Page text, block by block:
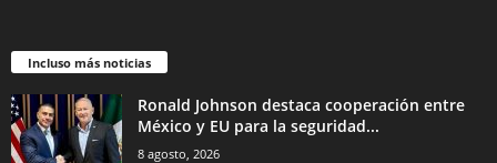
Incluso más noticias
Ronald Johnson destaca cooperación entre
México y EU para la seguridad...
8 agosto, 2026